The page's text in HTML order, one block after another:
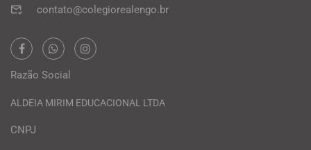
contato@colegiorealengo.br
Razão Social
ALDEIA MIRIM EDUCACIONAL LTDA
CNPJ